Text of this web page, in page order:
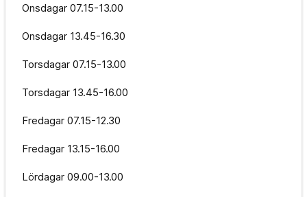
Onsdagar 07.15-13.00
Onsdagar 13.45-16.30
Torsdagar 07.15-13.00
Torsdagar 13.45-16.00
Fredagar 07.15-12.30
Fredagar 13.15-16.00
Lördagar 09.00-13.00